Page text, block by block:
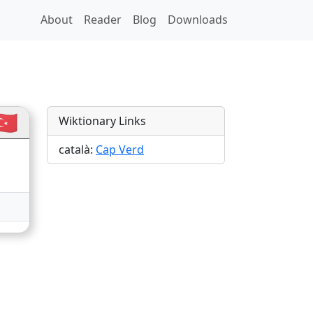
About Reader Blog Downloads
Wiktionary Links
català: Cap Verd